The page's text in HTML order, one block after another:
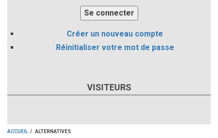
Créer un nouveau compte
Réinitialiser votre mot de passe
VISITEURS
ACCUEIL / ALTERNATIVES